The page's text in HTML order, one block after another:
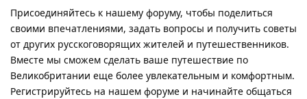
Присоединяйтесь к нашему форуму, чтобы поделиться
своими впечатлениями, задать вопросы и получить советы
от других русскоговорящих жителей и путешественников.
Вместе мы сможем сделать ваше путешествие по
Великобритании еще более увлекательным и комфортным.
Регистрируйтесь на нашем форуме и начинайте общаться